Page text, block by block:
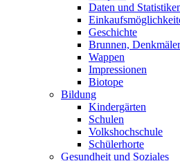
Daten und
Geschichte
Brunnen,
Wappen
Impressionen
Biotope
Bildung
Kindergärten
Schulen
Volkshochschule
Schülerhorte
Gesundheit und Soziales